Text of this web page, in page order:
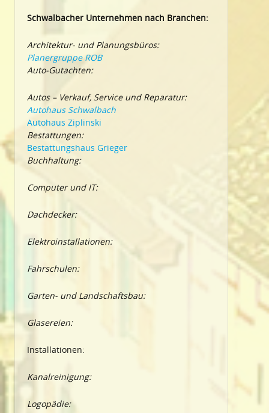
Schwalbacher Unternehmen nach Branchen:
Architektur- und Planungsbüros:
Planergruppe ROB
Auto-Gutachten:
Autos – Verkauf, Service und Reparatur:
Autohaus Schwalbach
Autohaus Ziplinski
Bestattungen:
Bestattungshaus Grieger
Buchhaltung:
Computer und IT:
Dachdecker:
Elektroinstallationen:
Fahrschulen:
Garten- und Landschaftsbau:
Glasereien:
Installationen:
Kanalreinigung:
Logopädie: